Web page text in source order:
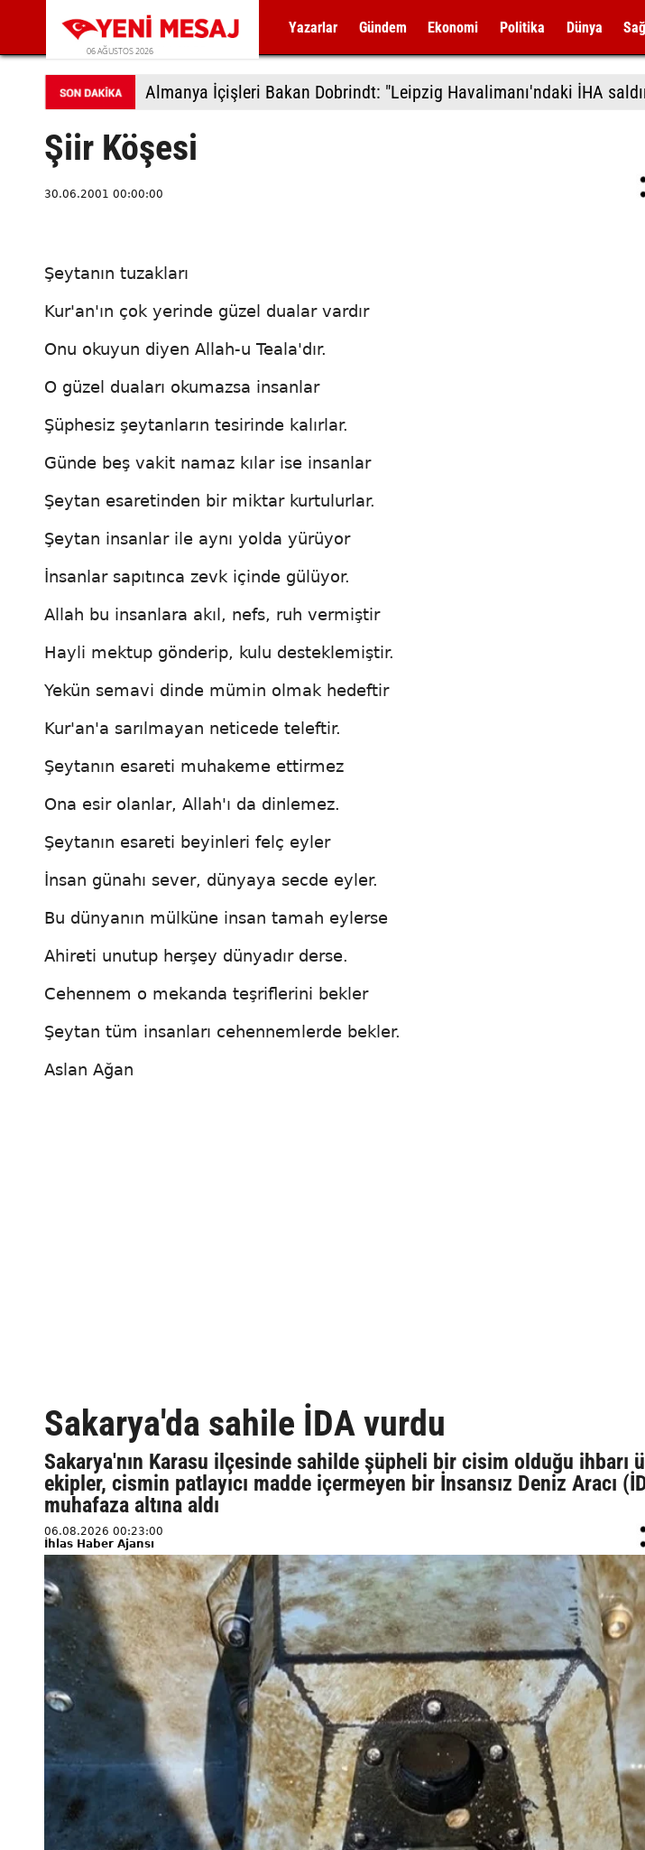
06 AĞUSTOS 2026
Yazarlar Gündem Ekonomi Politika Dünya
Şiir Köşesi
30.06.2001 00:00:00
Şeytanın tuzakları
Kur'an'ın çok yerinde güzel dualar vardır
Onu okuyun diyen Allah-u Teala'dır.
O güzel duaları okumazsa insanlar
Şüphesiz şeytanların tesirinde kalırlar.
Günde beş vakit namaz kılar ise insanlar
Şeytan esaretinden bir miktar kurtulurlar.
Şeytan insanlar ile aynı yolda yürüyor
İnsanlar sapıtınca zevk içinde gülüyor.
Allah bu insanlara akıl, nefs, ruh vermiştir
Hayli mektup gönderip, kulu desteklemiştir.
Yekün semavi dinde mümin olmak hedeftir
Kur'an'a sarılmayan neticede teleftir.
Şeytanın esareti muhakeme ettirmez
Ona esir olanlar, Allah'ı da dinlemez.
Şeytanın esareti beyinleri felç eyler
İnsan günahı sever, dünyaya secde eyler.
Bu dünyanın mülküne insan tamah eylerse
Ahireti unutup herşey dünyadır derse.
Cehennem o mekanda teşriflerini bekler
Şeytan tüm insanları cehennemlerde bekler.
Aslan Ağan
Sakarya'da sahile İDA vurdu
Sakarya'nın Karasu ilçesinde sahilde şüpheli bir cisim olduğu ihbarı
ekipler, cismin patlayıcı madde içermeyen bir İnsansız Deniz Aracı
muhafaza altına aldı
06.08.2026 00:23:00
İhlas Haber Ajansı